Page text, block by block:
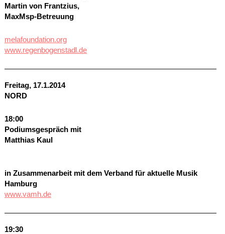
Martin von Frantzius,
MaxMsp-Betreuung
melafoundation.org
www.regenbogenstadl.de
Freitag, 17.1.2014
NORD
18:00
Podiumsgespräch mit
Matthias Kaul
in Zusammenarbeit mit dem Verband für aktuelle Musik
Hamburg
www.vamh.de
19:30